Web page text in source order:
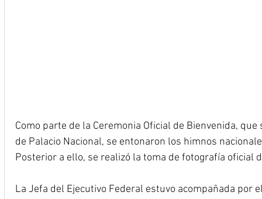
Como parte de la Ceremonia Oficial de Bienvenida,
de Palacio Nacional, se entonaron los himnos
Posterior a ello, se realizó la toma de fotografía oficial
La Jefa del Ejecutivo Federal estuvo acompañada por